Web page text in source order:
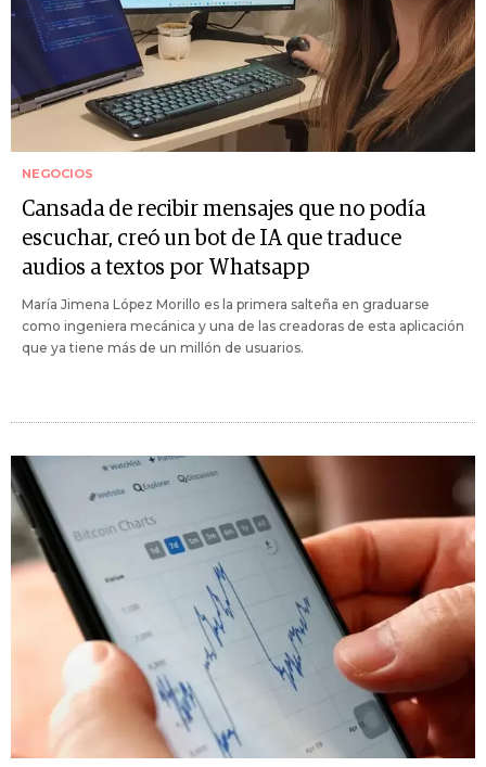
NEGOCIOS
Cansada de recibir mensajes que no podía
escuchar, creó un bot de IA que traduce
audios a textos por Whatsapp
María Jimena López Morillo es la primera salteña en graduarse
como ingeniera mecánica y una de las creadoras de esta aplicación
que ya tiene más de un millón de usuarios.